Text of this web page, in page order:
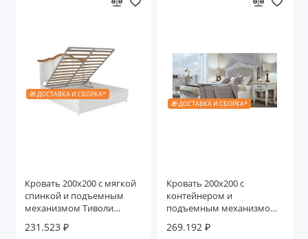
🎁 ДОСТАВКА И СБОРКА*
Кровать 200x200 с мягкой
спинкой и подъемным
механизмом Тиволи
231.523 ₽
🎁 ДОСТАВКА И СБОРКА*
Кровать 200x200 с
контейнером и
подъемным механизмом
269.192 ₽